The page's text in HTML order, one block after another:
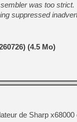
was too strict.
suppressed
(4.5 Mo)
de Sharp